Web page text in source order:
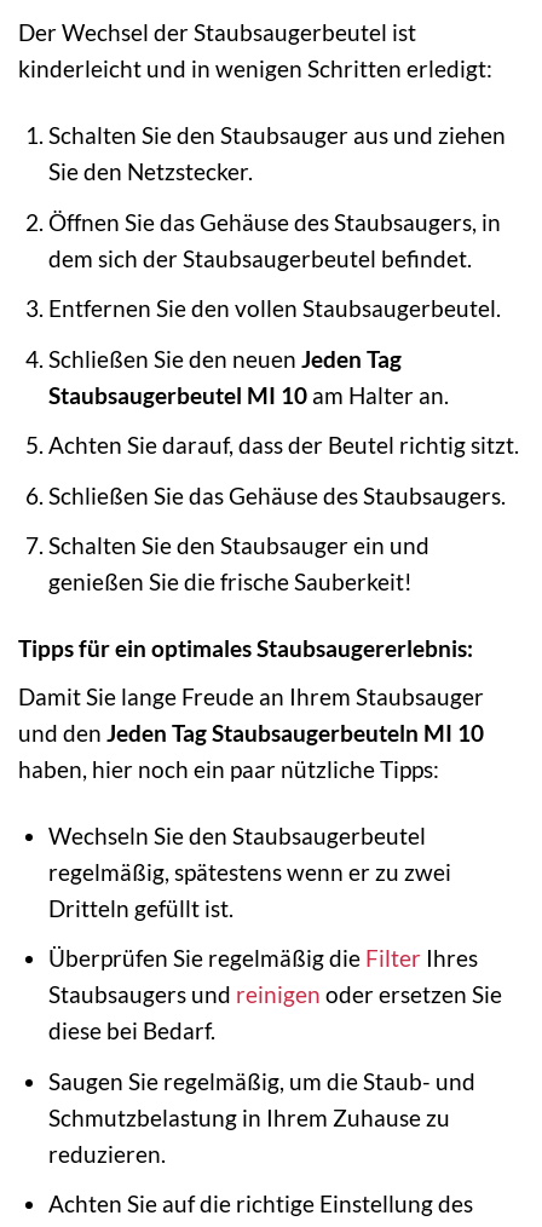
Der Wechsel der Staubsaugerbeutel ist
kinderleicht und in wenigen Schritten erledigt:
Schalten Sie den Staubsauger aus und ziehen
Sie den Netzstecker.
Öffnen Sie das Gehäuse des Staubsaugers, in
dem sich der Staubsaugerbeutel befindet.
Entfernen Sie den vollen Staubsaugerbeutel.
Schließen Sie den neuen Jeden Tag
Staubsaugerbeutel MI 10am Halter an.
Achten Sie darauf, dass der Beutel richtig sitzt.
Schließen Sie das Gehäuse des Staubsaugers.
Schalten Sie den Staubsauger ein und
genießen Sie die frische Sauberkeit!
Tipps für ein optimales Staubsaugererlebnis:
Damit Sie lange Freude an Ihrem Staubsauger
und den Jeden Tag Staubsaugerbeuteln MI 10
haben, hier noch ein paar nützliche Tipps:
Wechseln Sie den Staubsaugerbeutel
regelmäßig, spätestens wenn er zu zwei
Dritteln gefüllt ist.
Überprüfen Sie regelmäßig die FilterIhres
Staubsaugers und reinigen oder ersetzen Sie
diese bei Bedarf.
Saugen Sie regelmäßig, um die Staub- und
Schmutzbelastung in Ihrem Zuhause zu
reduzieren.
Achten Sie auf die richtige Einstellung des